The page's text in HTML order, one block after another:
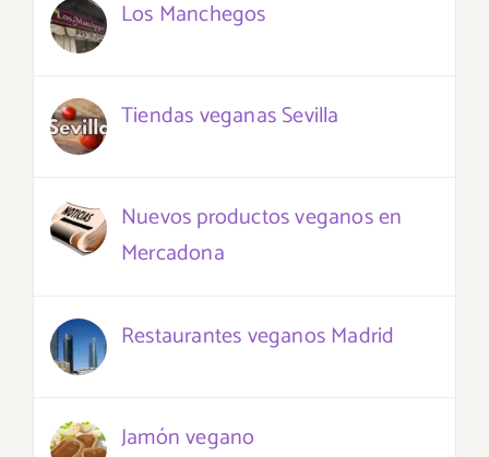
Los Manchegos
Tiendas veganas Sevilla
Nuevos productos veganos en
Mercadona
Restaurantes veganos Madrid
Jamón vegano